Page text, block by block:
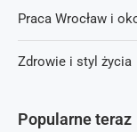
Popularne teraz
Praca Wrocław i
Zdrowie i styl życia